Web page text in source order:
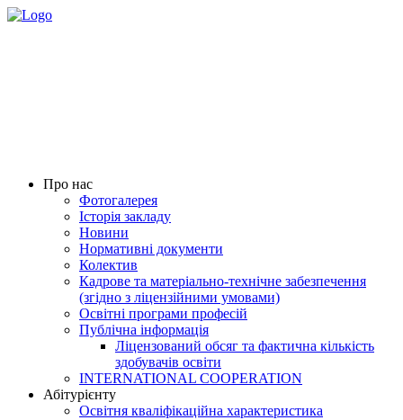
Про нас
Фотогалерея
Історія закладу
Новини
Нормативні документи
Колектив
Кадрове та матеріально-технічне забезпечення
(згідно з ліцензійними умовами)
Освітні програми професій
Публічна інформація
Ліцензований обсяг та фактична кількість
здобувачів освіти
INTERNATIONAL COOPERATION
Абітурієнту
Освітня кваліфікаційна характеристика